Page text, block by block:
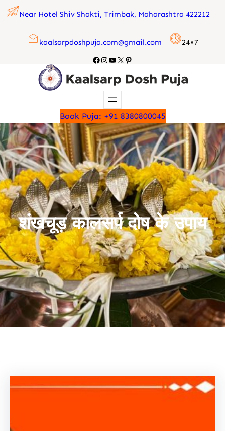
Skip
content
Near Hotel Shiv Shakti, Trimbak, Maharashtra 422212
kaalsarpdoshpuja.com@gmail.com 24×7
Facebook
Instagram
YouTube
X Pinterest
Book Puja: +91 8380800045
शंखचूड़ कालसर्प दोष के उपाय